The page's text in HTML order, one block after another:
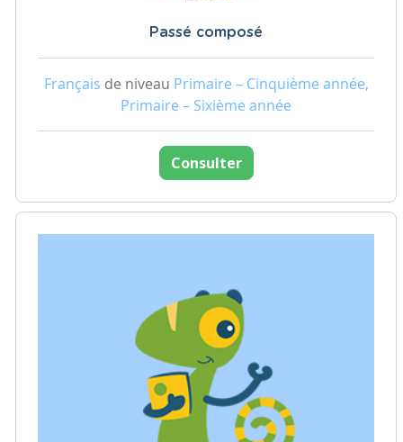
Passé composé
Français de niveau Primaire – Cinquième année,
Primaire – Sixième année
Consulter